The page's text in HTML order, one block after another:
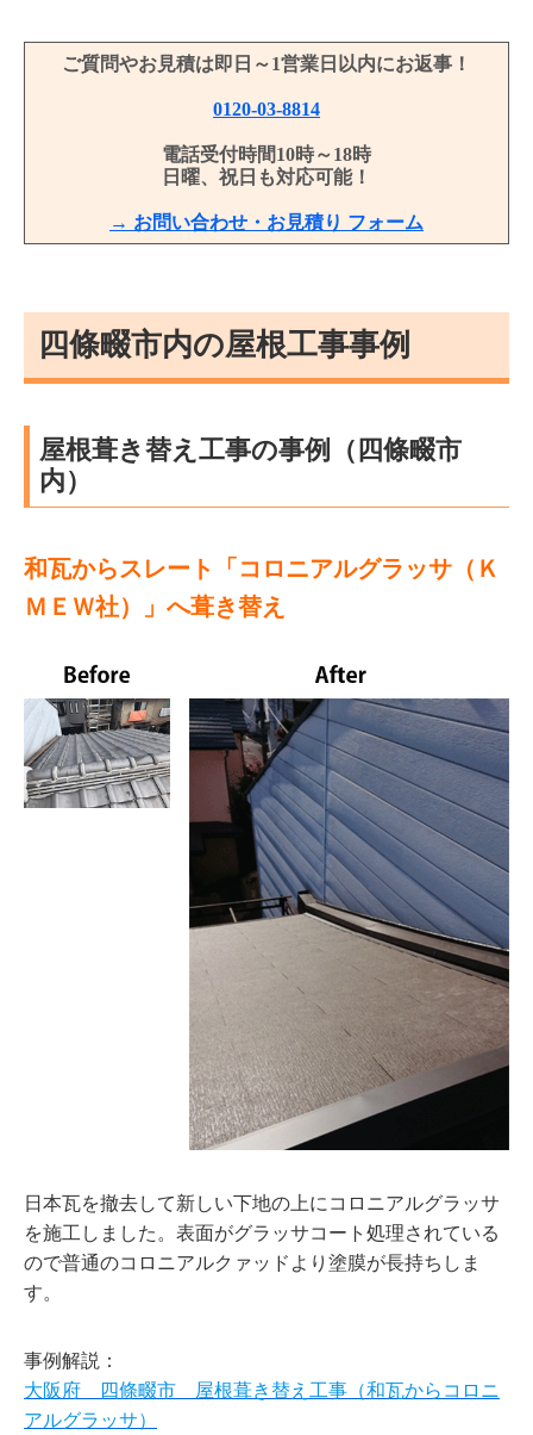
ご質問やお見積は即日～1営業日以内にお返事！
0120-03-8814
電話受付時間10時～18時
日曜、祝日も対応可能！
→ お問い合わせ・お見積り フォーム
四條畷市内の屋根工事事例
屋根葺き替え工事の事例（四條畷市
内）
和瓦からスレート「コロニアルグラッサ（Ｋ
ＭＥＷ社）」へ葺き替え
日本瓦を撤去して新しい下地の上にコロニアルグラッサ
を施工しました。表面がグラッサコート処理されている
ので普通のコロニアルクァッドより塗膜が長持ちしま
す。
事例解説：
大阪府 四條畷市 屋根葺き替え工事（和瓦からコロニ
アルグラッサ）